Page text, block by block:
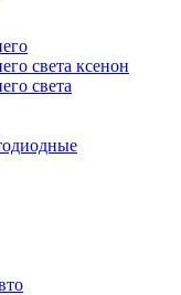
света ксенон
света